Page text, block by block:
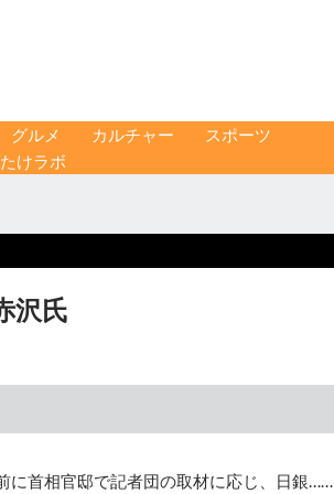
グルメ カルチャー
スポーツ
けラボ
沢氏
に首相官邸で記者団の取材に応じ、日銀……